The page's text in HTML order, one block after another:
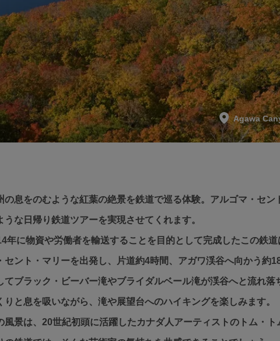
Agawa
の息をのむような紅葉の絶景を鉄道で巡る体験。アルゴマ・セ
うな日帰り鉄道ツアーを実現させてくれます。
年に物資や労働者を輸送することを目的として完成したこの鉄
セント・マリーを出発し、片道約4時間、アガワ渓谷へ向かう
てブラック・ビーバー滝やブライダルベール滝が渓谷へと流れ
りと息を吸いながら、滝や展望台へのハイキングを楽しみます。
風景は、20世紀初頭に活躍したカナダ人アーティストのトム・